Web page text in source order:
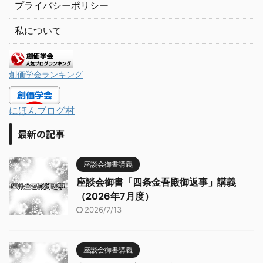
プライバシーポリシー
私について
創価学会ランキング
にほんブログ村
最新の記事
座談会御書講義
座談会御書「四条金吾殿御返事」講義
（2026年7月度）
2026/7/13
座談会御書講義